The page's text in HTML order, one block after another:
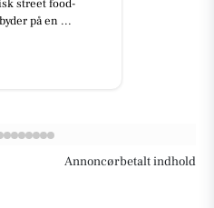
street food-
på en ...
Annoncørbetalt indhold